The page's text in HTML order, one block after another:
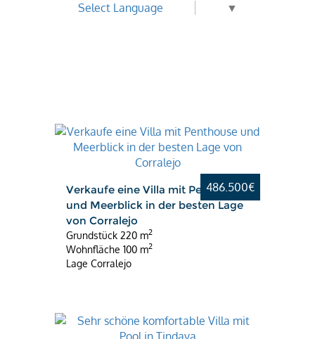
Select Language ▼
486.500€
Verkaufe eine Villa mit Penthouse
und Meerblick in der besten Lage
von Corralejo
Grundstück220 m2
Wohnfläche 100 m2
Lage Corralejo